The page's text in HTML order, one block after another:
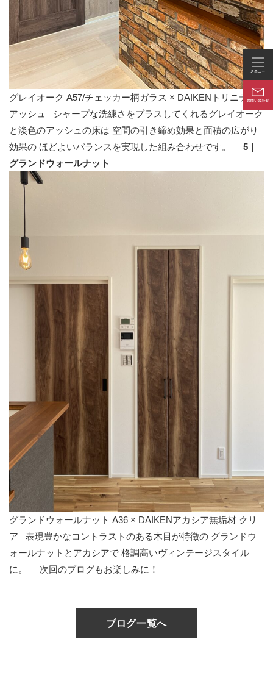
グレイオーク A57/チェッカー柄ガラス × DAIKENトリニティ
アッシュ シャープな洗練さをプラスしてくれるグレイオーク
と淡色のアッシュの床は 空間の引き締め効果と面積の広がり
効果の ほどよいバランスを実現した組み合わせです。 5｜
グランドウォールナット
グランドウォールナット A36 × DAIKENアカシア無垢材 クリ
ア 表現豊かなコントラストのある木目が特徴の グランドウ
ォールナットとアカシアで 格調高いヴィンテージスタイル
に。 次回のブログもお楽しみに！
ブログ一覧へ